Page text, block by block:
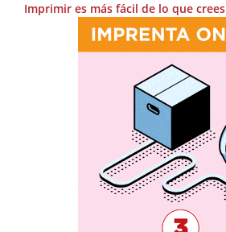
Imprimir es más fácil de lo que crees